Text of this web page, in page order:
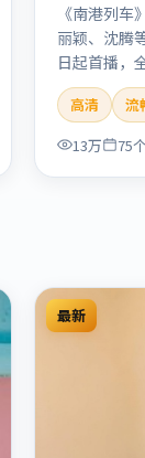
《南港列
丽颖、沈腾
日起首播，
情与看点：
具社会观察
「贾樟柯」
27上映」
高清
流
13万
75
最新